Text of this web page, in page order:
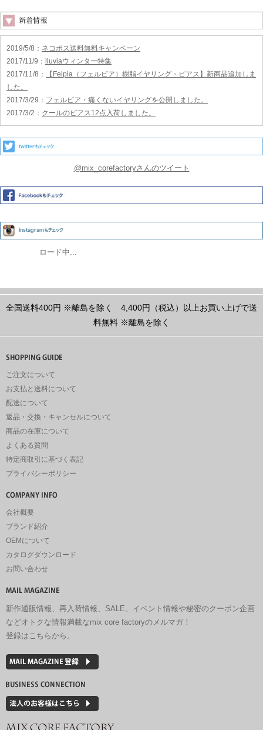
2019/5/8 ： ネコポス送料無料キャンペーン
2017/11/9 ：
lluviaウィンター特集
2017/11/8 ：
【Felpia（フェルピア）樹脂イヤリング・ピアス】新商品追加しま
した。
2017/3/29 ： フェルピア・痛くないイヤリングを公開しました。
2017/3/2 ： クールのピアス12点入荷しました。
@mix_corefactoryさんのツイート
ロード中...
全国送料400円 ※離島を除く
4,400円（税込）以上お買い上げで送
料無料 ※離島を除く
ご注文について
お支払と送料について
配送について
返品・交換・キャンセルについて
商品の在庫について
よくある質問
特定商取引に基づく表記
プライバシーポリシー
会社概要
ブランド紹介
OEMについて
カタログダウンロード
お問い合わせ
新作通販情報、再入荷情報、SALE、イベント情報や秘密のクーポン企画
などオトクな情報満載なmix core factoryのメルマガ！
登録はこちらから。